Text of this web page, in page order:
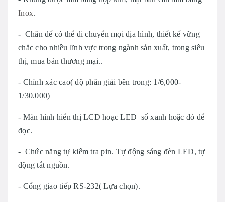
Inox.
- Chân đế có thể di chuyển mọi địa hình, thiết kế vững
chắc cho nhiều lĩnh vực trong ngành sản xuất, trong siêu
thị, mua bán thương mại..
- Chính xác cao( độ phân giải bên trong: 1/6,000-
1/30.000)
- Màn hình hiển thị LCD hoạc LED số xanh hoặc đỏ dể
đọc.
- Chức năng tự kiểm tra pin. Tự động sáng đèn LED, tự
động tắt nguồn.
- Cổng giao tiếp RS-232( Lựa chọn).